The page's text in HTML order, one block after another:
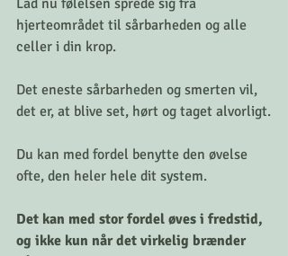
hjerteområdet til sårbarheden og alle
celler i din krop.
Det eneste sårbarheden og smerten vil,
det er, at blive set, hørt og taget alvorligt.
Du kan med fordel benytte den øvelse
ofte, den heler hele dit system.
Det kan med stor fordel øves i fredstid,
og ikke kun når det virkelig brænder